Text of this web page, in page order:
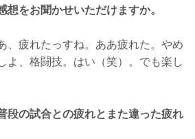
想をお聞かせいただけますか。
疲れたっすね。ああ疲れた。やめ
よ、格闘技。はい（笑）。でも楽し
段の試合との疲れとまた違った疲れ